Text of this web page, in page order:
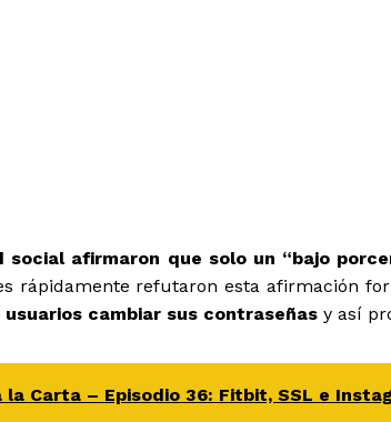
social afirmaron que solo un “bajo
rápidamente refutaron esta afirmación
usuarios cambiar sus contraseñas y así
la Carta – Episodio 36: Fitbit, SSL e